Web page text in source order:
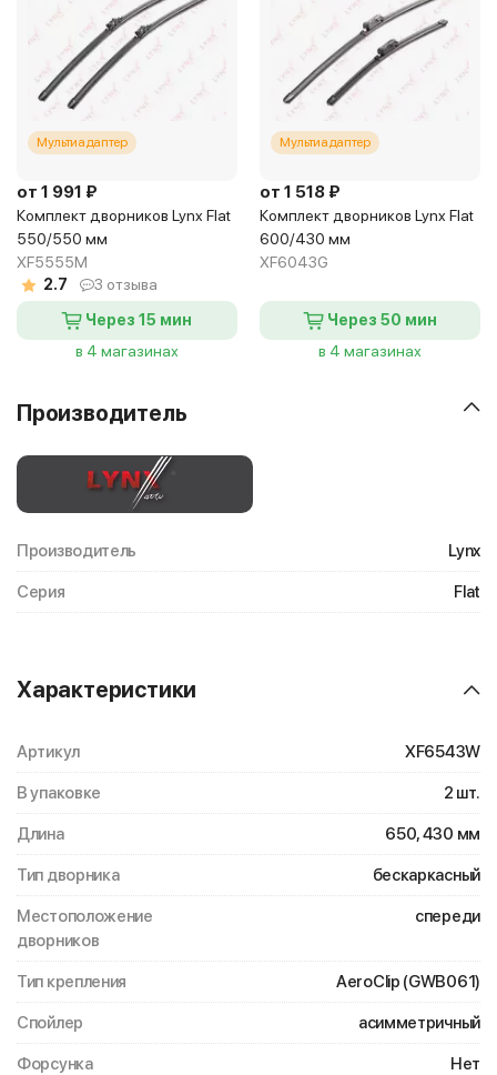
Мультиадаптер
от 1 991 ₽
Комплект дворников Lynx Flat
550/550 мм
XF5555M
2.7
3 отзыва
Через 15 мин
в 4 магазинах
Мультиадаптер
от 1 518 ₽
Комплект дворников Lynx Flat
600/430 мм
XF6043G
Через 50 мин
в 4 магазинах
Производитель
Производитель Lynx
Серия Flat
Характеристики
Артикул XF6543W
В упаковке 2 шт.
Длина 650, 430 мм
Тип дворника бескаркасный
Местоположение
дворников
спереди
Тип крепления AeroClip (GWB061)
Спойлер асимметричный
Форсунка Нет